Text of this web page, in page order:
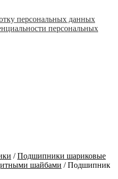
персональных данных
персональных
/Подшипники шариковые
шайбами /Подшипник